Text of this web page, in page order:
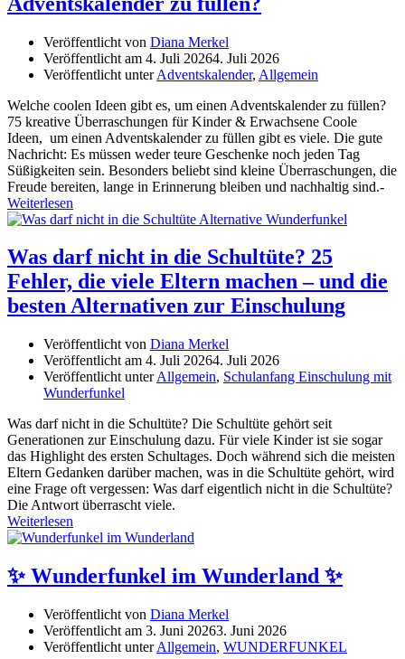
Veröffentlicht von Diana Merkel
Veröffentlicht am 4. Juli 20264. Juli 2026
Veröffentlicht unterAdventskalender, Allgemein
Welche coolen Ideen gibt es, um einen Adventskalender zu füllen?
75 kreative Überraschungen für Kinder & Erwachsene Coole
Ideen, um einen Adventskalender zu füllen gibt es viele. Die gute
Nachricht: Es müssen weder teure Geschenke noch jeden Tag
Süßigkeiten sein. Besonders beliebt sind kleine Überraschungen, die
Freude bereiten, lange in Erinnerung bleiben und nachhaltig sind.-
Weiterlesen
Was darf nicht in die Schultüte? 25
Fehler, die viele Eltern machen – und die
besten Alternativen zur Einschulung
Veröffentlicht von Diana Merkel
Veröffentlicht am 4. Juli 20264. Juli 2026
Veröffentlicht unterAllgemein, Schulanfang Einschulung mit
Wunderfunkel
Was darf nicht in die Schultüte? Die Schultüte gehört seit
Generationen zur Einschulung dazu. Für viele Kinder ist sie sogar
das Highlight des ersten Schultages. Doch während sich die meisten
Eltern Gedanken darüber machen, was in die Schultüte gehört, wird
eine Frage oft vergessen: Was darf eigentlich nicht in die Schultüte?
Die Antwort überrascht viele.
Weiterlesen
✨ Wunderfunkel im Wunderland ✨
Veröffentlicht von Diana Merkel
Veröffentlicht am 3. Juni 20263. Juni 2026
Veröffentlicht unterAllgemein, WUNDERFUNKEL